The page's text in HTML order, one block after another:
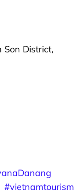
Son District,
#vietnamtourism